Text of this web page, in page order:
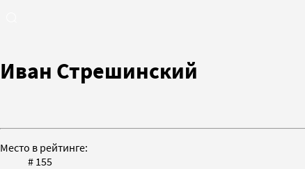
Иван Стрешинский
Место в рейтинге:
# 155